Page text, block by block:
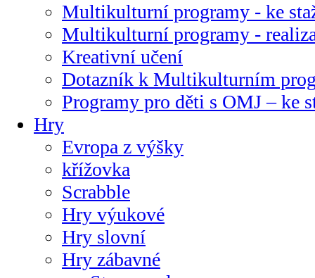
Multikulturní programy - ke
Multikulturní programy -
Kreativní učení
Dotazník k Multikulturním
Programy pro děti s OMJ – ke
Hry
Evropa z výšky
křížovka
Scrabble
Hry výukové
Hry slovní
Hry zábavné